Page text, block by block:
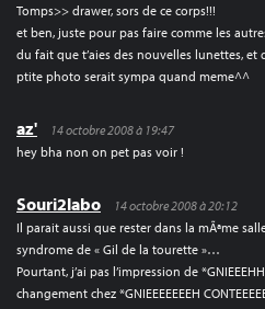
Tomps>> drawer, sors de ce corps!!!
et ben, juste pour pas faire comme les
du fait que t’aies des nouvelles lunettes, et
ptite photo serait sympa quand meme^^
az'
14 octobre 2008 à 19:47
hey bha non on pet pas voir !
Souri2labo
14 octobre 2008 à 20:12
Il parait aussi que rester dans la mÃªme
syndrome de « Gil de la tourette »…
Pourtant, j’ai pas l’impression de
changement chez *GNIEEEEEEEH